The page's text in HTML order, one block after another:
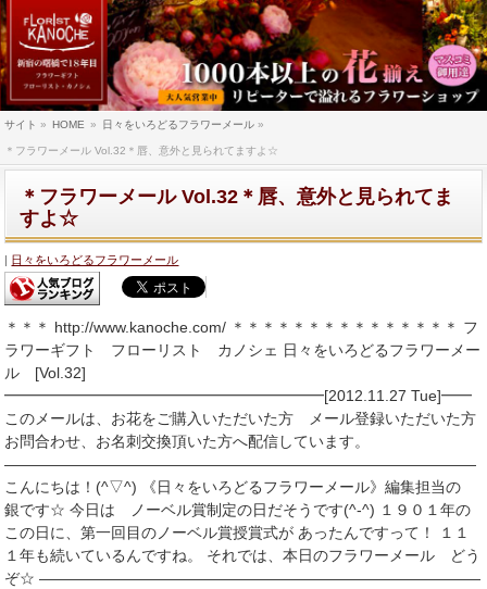
サイト » HOME » 日々をいろどるフラワーメール »
＊フラワーメール Vol.32＊唇、意外と見られてますよ☆
＊フラワーメール Vol.32＊唇、意外と見られてま
すよ☆
日々をいろどるフラワーメール
＊＊＊ http://www.kanoche.com/ ＊＊＊＊＊＊＊＊＊＊＊＊＊＊＊ フ
ラワーギフト フローリスト カノシェ 日々をいろどるフラワーメー
ル [Vol.32]
━━━━━━━━━━━━━━━━━━━━━[2012.11.27 Tue]━━
このメールは、お花をご購入いただいた方 メール登録いただいた方
お問合わせ、お名刺交換頂いた方へ配信しています。
―――――――――――――――――――――――――――――――
こんにちは！(^▽^) 《日々をいろどるフラワーメール》編集担当の
銀です☆ 今日は ノーベル賞制定の日だそうです(^-^) １９０１年の
この日に、第一回目のノーベル賞授賞式が あったんですって！ １１
１年も続いているんですね。 それでは、本日のフラワーメール どう
ぞ☆ ―――――――――――――――――――――――――――――